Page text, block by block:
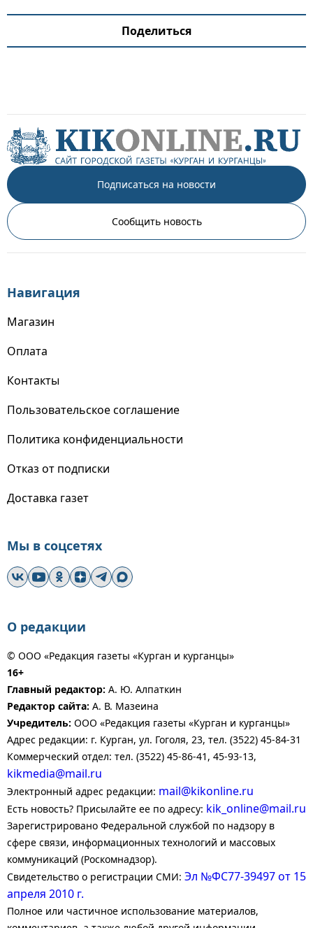
Поделиться
Подписаться на новости
Сообщить новость
Навигация
Магазин
Оплата
Контакты
Пользовательское соглашение
Политика конфиденциальности
Отказ от подписки
Доставка газет
Мы в соцсетях
О редакции
© ООО «Редакция газеты «Курган и курганцы»
16+
Главный редактор: А. Ю. Алпаткин
Редактор сайта: А. В. Мазеина
Учредитель: ООО «Редакция газеты «Курган и курганцы»
Адрес редакции: г. Курган, ул. Гоголя, 23, тел. (3522) 45-84-31
Коммерческий отдел: тел. (3522) 45-86-41, 45-93-13,
kikmedia@mail.ru
Электронный адрес редакции: mail@kikonline.ru
Есть новость? Присылайте ее по адресу: kik_online@mail.ru
Зарегистрировано Федеральной службой по надзору в
сфере связи, информационных технологий и массовых
коммуникаций (Роскомнадзор).
Свидетельство о регистрации СМИ: Эл №ФС77-39497 от 15
апреля 2010 г.
Полное или частичное использование материалов,